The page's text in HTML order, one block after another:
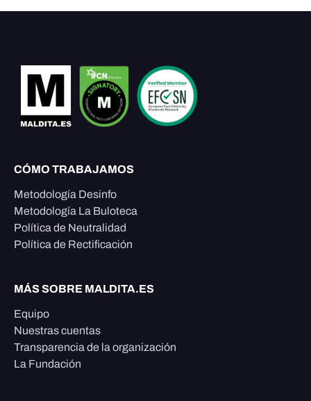
CÓMO TRABAJAMOS
Metodología Desinfo
Metodología La Buloteca
Política de Neutralidad
Política de Rectificación
MÁS SOBRE MALDITA.ES
Equipo
Nuestras cuentas
Transparencia de la organización
La Fundación